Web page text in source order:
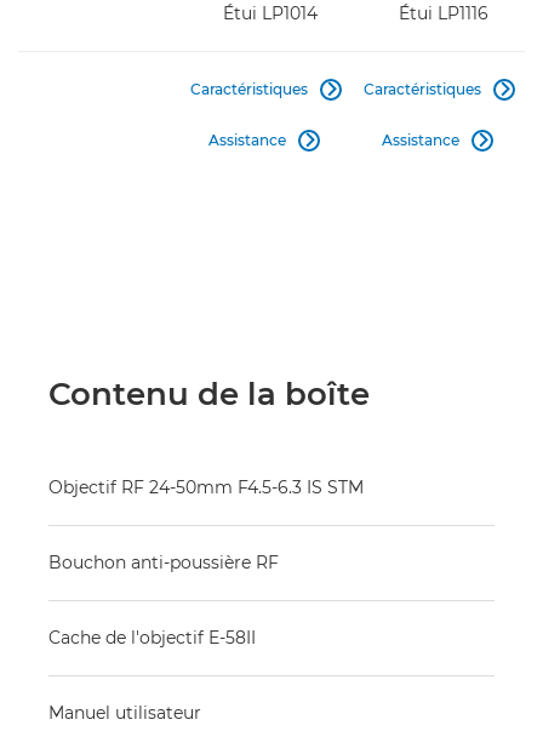
Étui LP1014
Étui LP1116
Caractéristiques 
Assistance 
Caractéristiques 
Assistance 
Contenu de la boîte
Objectif RF 24-50mm F4.5-6.3 IS STM
Bouchon anti-poussière RF
Cache de l'objectif E-58II
Manuel utilisateur